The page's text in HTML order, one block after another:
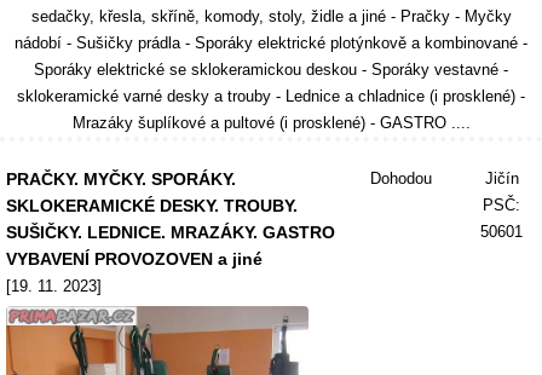
sedačky, křesla, skříně, komody, stoly, židle a jiné - Pračky - Myčky
nádobí - Sušičky prádla - Sporáky elektrické plotýnkově a kombinované -
Sporáky elektrické se sklokeramickou deskou - Sporáky vestavné -
sklokeramické varné desky a trouby - Lednice a chladnice (i prosklené) -
Mrazáky šuplíkové a pultové (i prosklené) - GASTRO ....
PRAČKY. MYČKY. SPORÁKY.
SKLOKERAMICKÉ DESKY. TROUBY.
SUŠIČKY. LEDNICE. MRAZÁKY. GASTRO
VYBAVENÍ PROVOZOVEN a jiné
[19. 11. 2023]
Dohodou
Jičín
PSČ:
50601